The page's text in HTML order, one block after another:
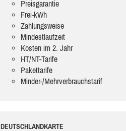
Preisgarantie
Frei-kWh
Zahlungsweise
Mindestlaufzeit
Kosten im 2. Jahr
HT/NT-Tarife
Pakettarife
Minder-/Mehrverbrauchstarif
DEUTSCHLANDKARTE